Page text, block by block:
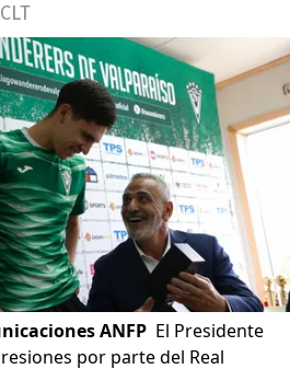
ANFP El Presidente
por parte del Real